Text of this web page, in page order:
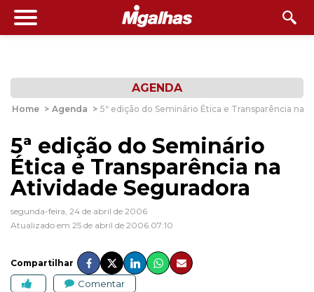
AGENDA
Home > Agenda > 5ª edição do Seminário Ética e Transparência na
5ª edição do Seminário
Ética e Transparência na
Atividade Seguradora
segunda-feira, 24 de abril de 2006
Atualizado em 25 de abril de 2006 07:10
Compartilhar
Comentar